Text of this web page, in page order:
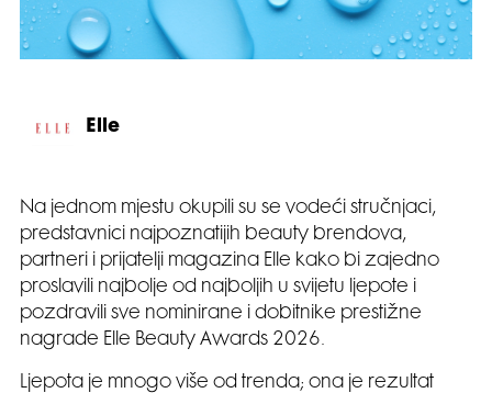
Elle
Na jednom mjestu okupili su se vodeći stručnjaci,
predstavnici najpoznatijih beauty brendova,
partneri i prijatelji magazina Elle kako bi zajedno
proslavili najbolje od najboljih u svijetu ljepote i
pozdravili sve nominirane i dobitnike prestižne
nagrade Elle Beauty Awards 2026.
Ljepota je mnogo više od trenda; ona je rezultat